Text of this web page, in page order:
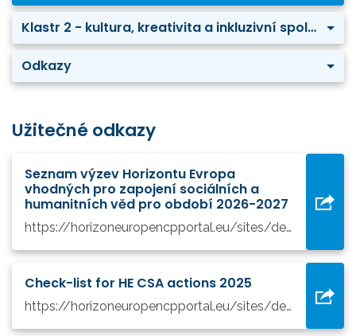
Klastr 2 - kultura, kreativita a inkluzivní společnost
Odkazy
Užitečné odkazy
Seznam výzev Horizontu Evropa
vhodných pro zapojení sociálních a
humanitních věd pro období 2026-2027
https://horizoneuropencpportal.eu/sites/default/files/2026-01/ssh-opportunities_2026-27_final.pdf
Check-list for HE CSA actions 2025
https://horizoneuropencpportal.eu/sites/default/files/2025-09/check-list-csa-07-25-final.pdf